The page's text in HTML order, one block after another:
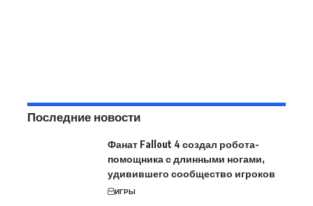
Последние новости
Фанат Fallout 4 создал робота-
помощника с длинными ногами,
удивившего сообщество игроков
ИГРЫ